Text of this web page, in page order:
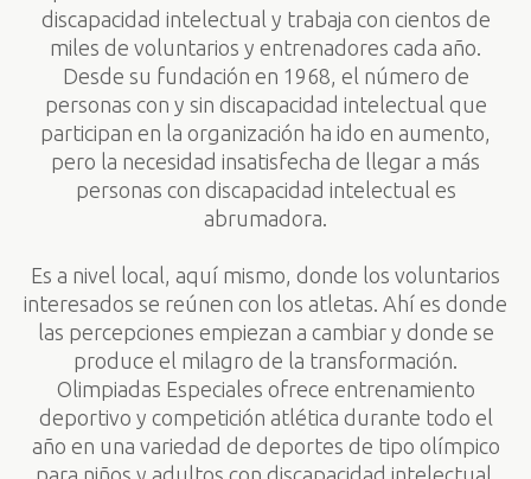
discapacidad intelectual y trabaja con cientos de
miles de voluntarios y entrenadores cada año.
Desde su fundación en 1968, el número de
personas con y sin discapacidad intelectual que
participan en la organización ha ido en aumento,
pero la necesidad insatisfecha de llegar a más
personas con discapacidad intelectual es
abrumadora.
Es a nivel local, aquí mismo, donde los voluntarios
interesados se reúnen con los atletas. Ahí es donde
las percepciones empiezan a cambiar y donde se
produce el milagro de la transformación.
Olimpiadas Especiales ofrece entrenamiento
deportivo y competición atlética durante todo el
año en una variedad de deportes de tipo olímpico